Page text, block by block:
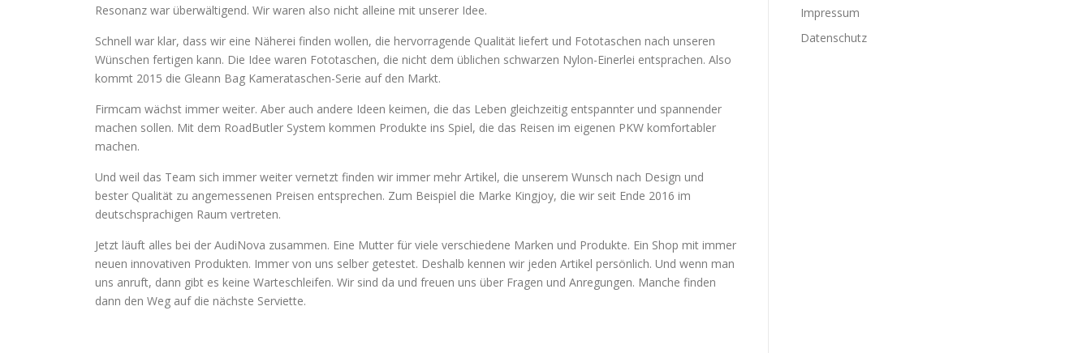
Resonanz war überwältigend. Wir waren also nicht alleine mit unserer Idee.
Schnell war klar, dass wir eine Näherei finden wollen, die hervorragende Qualität liefert und Fototaschen nach unseren
Wünschen fertigen kann. Die Idee waren Fototaschen, die nicht dem üblichen schwarzen Nylon-Einerlei entsprachen. Also
kommt 2015 die Gleann Bag Kamerataschen-Serie auf den Markt.
Firmcam wächst immer weiter. Aber auch andere Ideen keimen, die das Leben gleichzeitig entspannter und spannender
machen sollen. Mit dem RoadButler System kommen Produkte ins Spiel, die das Reisen im eigenen PKW komfortabler
machen.
Und weil das Team sich immer weiter vernetzt finden wir immer mehr Artikel, die unserem Wunsch nach Design und
bester Qualität zu angemessenen Preisen entsprechen. Zum Beispiel die Marke Kingjoy, die wir seit Ende 2016 im
deutschsprachigen Raum vertreten.
Jetzt läuft alles bei der AudiNova zusammen. Eine Mutter für viele verschiedene Marken und Produkte. Ein Shop mit immer
neuen innovativen Produkten. Immer von uns selber getestet. Deshalb kennen wir jeden Artikel persönlich. Und wenn man
uns anruft, dann gibt es keine Warteschleifen. Wir sind da und freuen uns über Fragen und Anregungen. Manche finden
dann den Weg auf die nächste Serviette.
Impressum
Datenschutz